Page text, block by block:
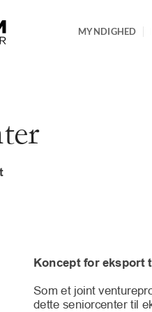
MYNDIGHED